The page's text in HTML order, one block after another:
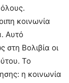
κοινωνία
Αυτό
στη Βολιβία οι
Το
η κοινωνία